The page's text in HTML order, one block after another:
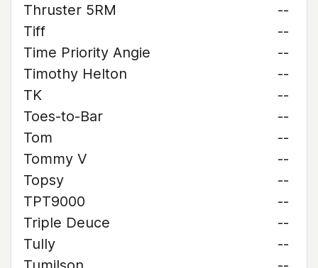
Thruster 5RM
--
Tiff
--
Time Priority Angie
--
Timothy Helton
--
TK
--
Toes-to-Bar
--
Tom
--
Tommy V
--
Topsy
--
TPT9000
--
Triple Deuce
--
Tully
--